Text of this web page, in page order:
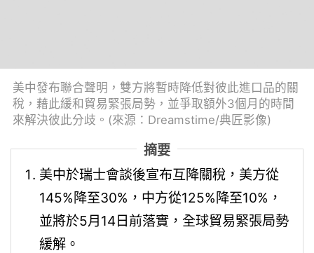
美中發布聯合聲明，雙方將暫時降低對彼此進口品的關
稅，藉此緩和貿易緊張局勢，並爭取額外3個月的時間
來解決彼此分歧。(來源：Dreamstime/典匠影像)
摘要
美中於瑞士會談後宣布互降關稅，美方從
145%降至30%，中方從125%降至10%，
並將於5月14日前落實，全球貿易緊張局勢
緩解。